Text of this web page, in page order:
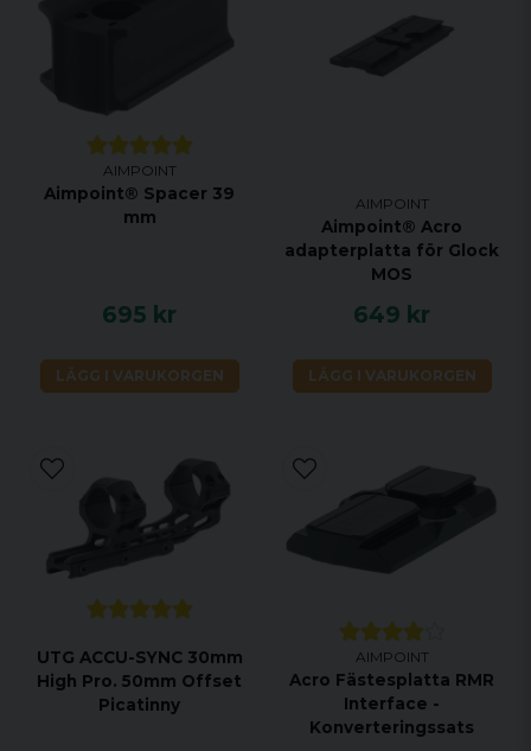
AIMPOINT
Aimpoint® Spacer 39
mm
695 kr
LÄGG I VARUKORGEN
AIMPOINT
Aimpoint® Acro
adapterplatta för Glock
MOS
649 kr
LÄGG I VARUKORGEN
UTG ACCU-SYNC 30mm
High Pro. 50mm Offset
Picatinny
AIMPOINT
Acro Fästesplatta RMR
Interface -
Konverteringssats